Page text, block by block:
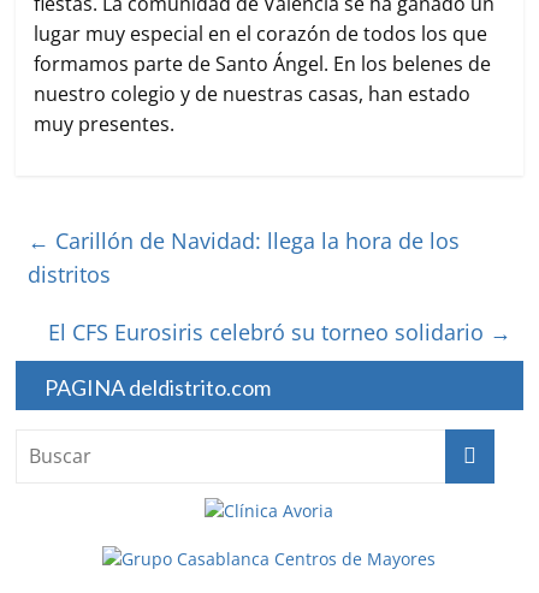
lugar muy especial en el corazón de todos los que
formamos parte de Santo Ángel. En los belenes de
nuestro colegio y de nuestras casas, han estado
muy presentes.
← Carillón de Navidad: llega la hora de los
distritos
El CFS Eurosiris celebró su torneo solidario →
PAGINA deldistrito.com